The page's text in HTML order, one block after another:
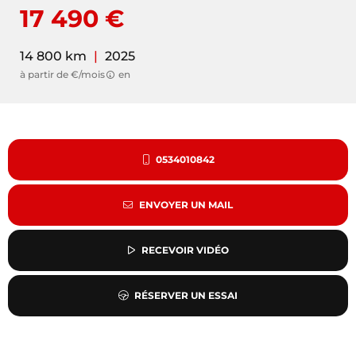
17 490 €
14 800 km | 2025
à partir de €/mois en
0534010842
ENVOYER UN MAIL
RECEVOIR VIDÉO
RÉSERVER UN ESSAI